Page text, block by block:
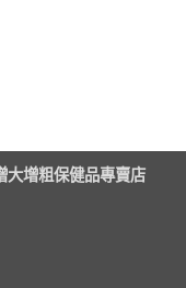
大增粗保健品專賣店